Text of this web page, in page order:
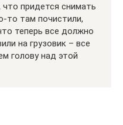
что придется снимать
то там почистили,
теперь все должно
на грузовик – все
голову над этой